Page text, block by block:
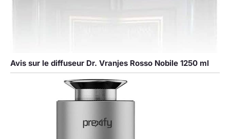
Avis sur le diffuseur Dr. Vranjes Rosso Nobile 1250 ml